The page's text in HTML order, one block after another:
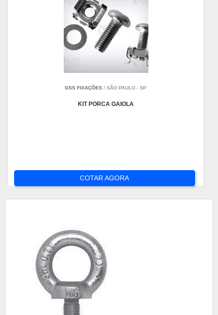
GSS FIXAÇÕES / SÃO PAULO - SP
KIT PORCA GAIOLA
COTAR AGORA